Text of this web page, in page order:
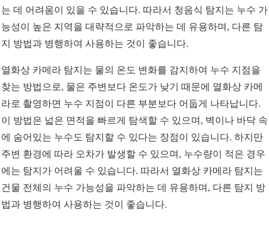
는 데 어려움이 있을 수 있습니다. 따라서 청음식 탐지는 누수 가
능성이 높은 지역을 대략적으로 파악하는 데 유용하며, 다른 탐
지 방법과 병행하여 사용하는 것이 좋습니다.
열화상 카메라 탐지는 물의 온도 변화를 감지하여 누수 지점을
찾는 방법으로, 물은 주변보다 온도가 낮기 때문에 열화상 카메
라로 촬영하면 누수 지점이 다른 부분보다 어둡게 나타납니다.
이 방법은 넓은 면적을 빠르게 탐색할 수 있으며, 벽이나 바닥 속
에 숨어있는 누수도 탐지할 수 있다는 장점이 있습니다. 하지만
주변 환경에 따라 오차가 발생할 수 있으며, 누수량이 적은 경우
에는 탐지가 어려울 수 있습니다. 따라서 열화상 카메라 탐지는
건물 전체의 누수 가능성을 파악하는 데 유용하며, 다른 탐지 방
법과 병행하여 사용하는 것이 좋습니다.